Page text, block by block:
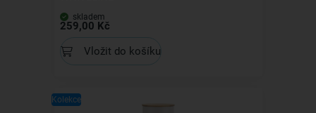
skladem
259,00 Kč
Vložit do košíku
Kolekce